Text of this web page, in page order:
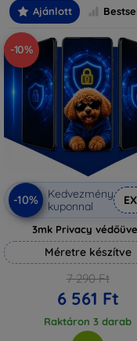
fedésről vagy íves
előtt tartva kínálunk
Ajánlott
-10%
-10%
Kedvezmény
kuponnal
3mk Privacy
Méretre készítve
7 290 Ft
6 561 Ft
Raktáron 3 darab